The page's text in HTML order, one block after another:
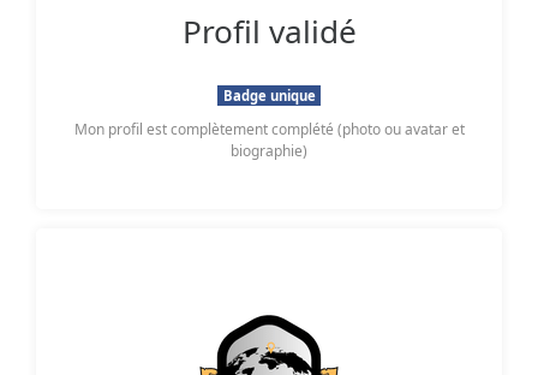
Profil validé
Badge unique
Mon profil est complètement complété (photo ou avatar et
biographie)